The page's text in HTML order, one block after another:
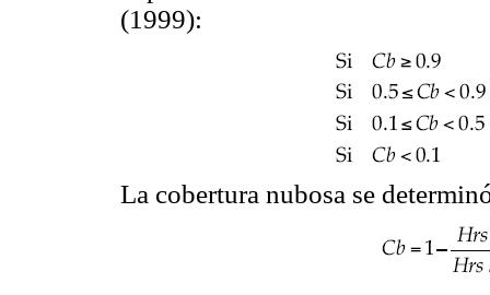
(1999):
La cobertura nubosa se